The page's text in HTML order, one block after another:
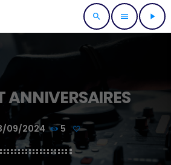
search menu play_arrow
ANNIVERSAIRES
09/2024 5